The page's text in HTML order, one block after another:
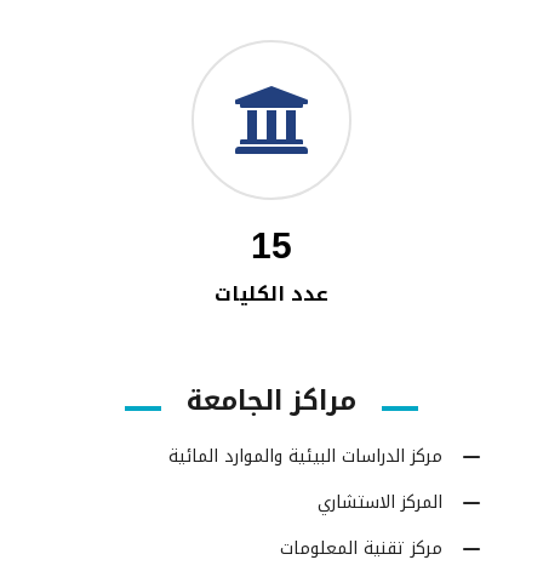
15
عدد الكليات
مراكز الجامعة
مركز الدراسات البيئية والموارد المائية
المركز الاستشاري
مركز تقنية المعلومات